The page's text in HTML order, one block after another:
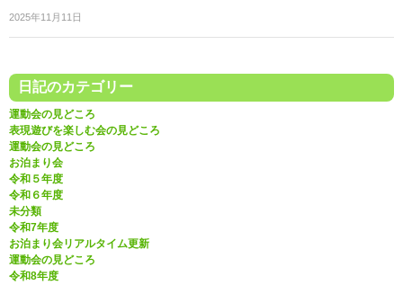
2025年11月11日
日記のカテゴリー
運動会の見どころ
表現遊びを楽しむ会の見どころ
運動会の見どころ
お泊まり会
令和５年度
令和６年度
未分類
令和7年度
お泊まり会リアルタイム更新
運動会の見どころ
令和8年度